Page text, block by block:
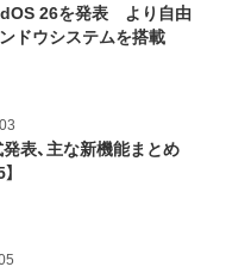
26を発表 より自由
ドウシステムを搭載
発表、主な新機能まとめ